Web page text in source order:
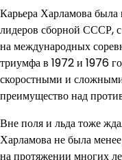
Карьера Харламова
лидеров сборной СССР,
на международных
триумфа в 1972 и 1976
скоростными и
преимущество над
Вне поля и льда тоже
Харламова не была
на протяжении многих